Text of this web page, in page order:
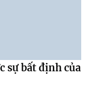
sự bất định của